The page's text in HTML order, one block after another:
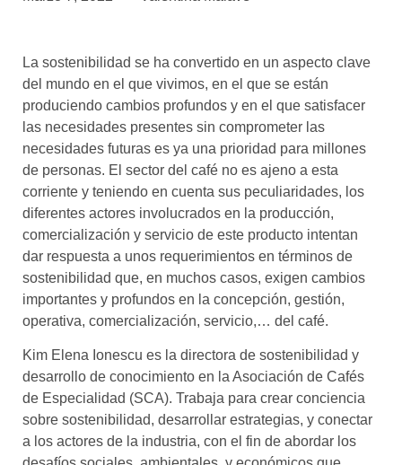
el café siempre tiene
algo nuevo que
enseñarnos
BOLSA DE TRABAJO
¡te imaginas vivir de tu pasión
por el café?
CONTACTO
¡queremos saber
de ti!
La sostenibilidad se ha convertido en un aspecto clave
del mundo en el que vivimos, en el que se están
produciendo cambios profundos y en el que satisfacer
las necesidades presentes sin comprometer las
necesidades futuras es ya una prioridad para millones
de personas. El sector del café no es ajeno a esta
corriente y teniendo en cuenta sus peculiaridades, los
diferentes actores involucrados en la producción,
comercialización y servicio de este producto intentan
dar respuesta a unos requerimientos en términos de
sostenibilidad que, en muchos casos, exigen cambios
importantes y profundos en la concepción, gestión,
operativa, comercialización, servicio,… del café.
Kim Elena Ionescu es la directora de sostenibilidad y
desarrollo de conocimiento en la Asociación de Cafés
de Especialidad (SCA). Trabaja para crear conciencia
sobre sostenibilidad, desarrollar estrategias, y conectar
a los actores de la industria, con el fin de abordar los